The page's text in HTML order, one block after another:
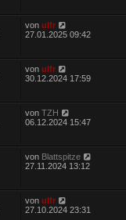
von ulfr
27.01.2025 09:42
von ulfr
30.12.2024 17:59
von TZH
06.12.2024 15:47
von Blattspitze
27.11.2024 13:12
von ulfr
27.10.2024 23:31